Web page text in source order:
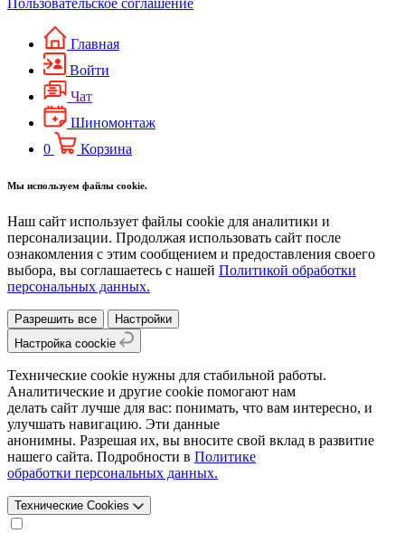
Главная
Войти
Чат
Шиномонтаж
0
Корзина
Мы используем файлы cookie.
Наш сайт использует файлы cookie для аналитики и
персонализации. Продолжая использовать сайт после
ознакомления с этим сообщением и предоставления своего
выбора, вы соглашаетесь с нашей Политикой обработки
персональных данных.
Разрешить все
Настройки
Настройка coockie
Технические cookie нужны для стабильной работы.
Аналитические и другие cookie помогают нам
делать сайт лучше для вас: понимать, что вам интересно, и
улучшать навигацию. Эти данные
анонимны. Разрешая их, вы вносите свой вклад в развитие
нашего сайта. Подробности в Политике
обработки персональных данных.
Технические Cookies